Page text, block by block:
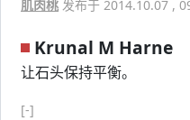
肌肉桃 发布于 2014.10.07 ,
Krunal M Harne
让石头保持平衡。
[-]